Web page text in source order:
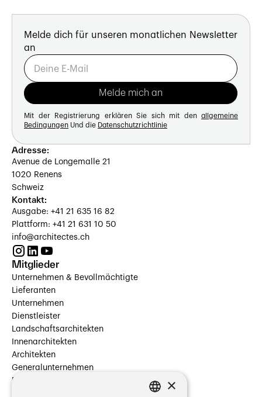
Melde dich für unseren monatlichen Newsletter
an
Mit der Registrierung erklären Sie sich mit den allgemeine
Bedingungen Und die Datenschutzrichtlinie
Adresse:
Avenue de Longemalle 21
1020 Renens
Schweiz
Kontakt:
Ausgabe: +41 21 635 16 82
Plattform: +41 21 631 10 50
info@architectes.ch
Mitglieder
Unternehmen & Bevollmächtigte
Lieferanten
Unternehmen
Dienstleister
Landschaftsarchitekten
Innenarchitekten
Architekten
Generalunternehmen
Beauftragte Unternehmen
×